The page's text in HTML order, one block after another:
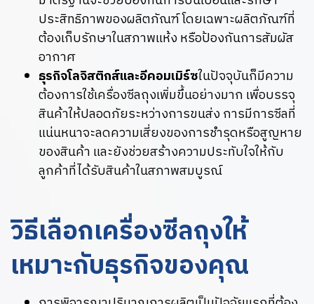
ประสิทธิภาพของผลิตภัณฑ์ โดยเฉพาะผลิตภัณฑ์ที่
ต้องเก็บรักษาในสภาพแห้ง หรือป้องกันการสัมผัส
อากาศ
ธุรกิจโลจิสติกส์และอีคอมเมิร์ซในปัจจุบันก็มีความ
ต้องการใช้เครื่องซีลถุงเพิ่มขึ้นอย่างมาก เพื่อบรรจุ
สินค้าให้ปลอดภัยระหว่างการขนส่ง การมีการซีลที่
แน่นหนาจะลดความเสี่ยงของการชำรุดหรือสูญหาย
ของสินค้า และยังช่วยสร้างความประทับใจให้กับ
ลูกค้าที่ได้รับสินค้าในสภาพสมบูรณ์
วิธีเลือกเครื่องซีลถุงให้
เหมาะกับธุรกิจของคุณ